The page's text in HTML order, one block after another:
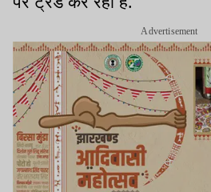
Advertisement